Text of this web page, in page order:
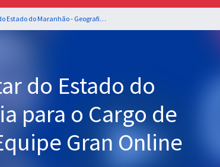
PM MA - Polícia Militar do Estado do Maranhão - Geografia para o Cargo de Oficial - Professor: Equipe Gran Online (Pós-Edital)
do Estado do
para o Cargo de
Gran Online